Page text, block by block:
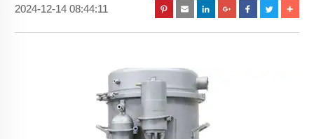
2024-12-14 08:44:11